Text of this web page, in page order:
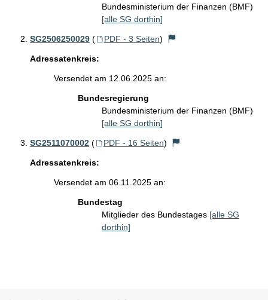
Bundesministerium der Finanzen (BMF)
[alle SG dorthin]
SG2506250029 ( PDF - 3 Seiten)
Adressatenkreis:
Versendet am 12.06.2025 an:
Bundesregierung
Bundesministerium der Finanzen (BMF)
[alle SG dorthin]
SG2511070002 ( PDF - 16 Seiten)
Adressatenkreis:
Versendet am 06.11.2025 an:
Bundestag
Mitglieder des Bundestages [alle SG
dorthin]